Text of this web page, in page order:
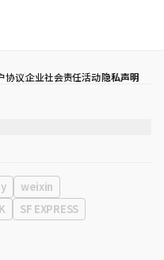
协议企业社会责任活动隐私声明
3楼 （三成洞， coex)
weixin
SF EXPRESS